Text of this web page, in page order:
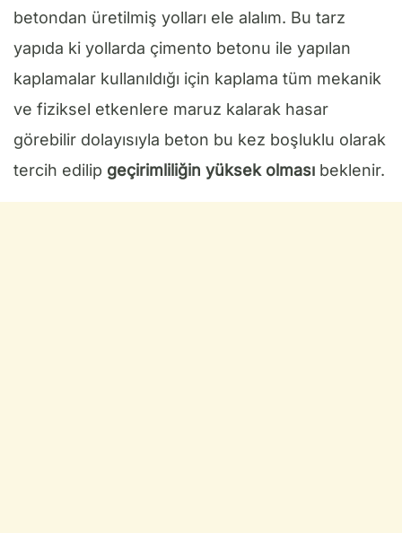
betondan üretilmiş yolları ele alalım. Bu tarz
yapıda ki yollarda çimento betonu ile yapılan
kaplamalar kullanıldığı için kaplama tüm mekanik
ve fiziksel etkenlere maruz kalarak hasar
görebilir dolayısıyla beton bu kez boşluklu olarak
tercih edilip geçirimliliğin yüksek olması beklenir.